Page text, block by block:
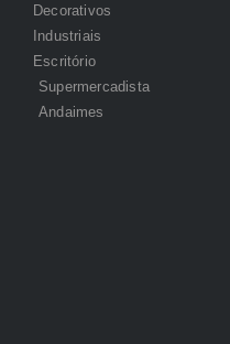
Decorativos
Industriais
Escritório
Supermercadista
Andaimes